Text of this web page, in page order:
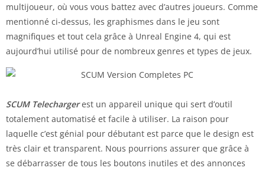
multijoueur, où vous vous battez avec d’autres joueurs. Comme
mentionné ci-dessus, les graphismes dans le jeu sont
magnifiques et tout cela grâce à Unreal Engine 4, qui est
aujourd’hui utilisé pour de nombreux genres et types de jeux.
SCUM Telechargerest un appareil unique qui sert d’outil
totalement automatisé et facile à utiliser. La raison pour
laquelle c’est génial pour débutant est parce que le design est
très clair et transparent. Nous pourrions assurer que grâce à
se débarrasser de tous les boutons inutiles et des annonces